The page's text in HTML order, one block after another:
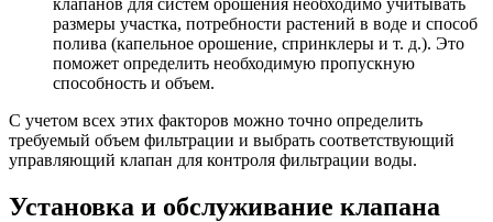
размеры участка, потребности растений в воде и способ
полива (капельное орошение, спринклеры и т. д.). Это
поможет определить необходимую пропускную
способность и объем.
С учетом всех этих факторов можно точно определить
требуемый объем фильтрации и выбрать соответствующий
управляющий клапан для контроля фильтрации воды.
Установка и обслуживание клапана